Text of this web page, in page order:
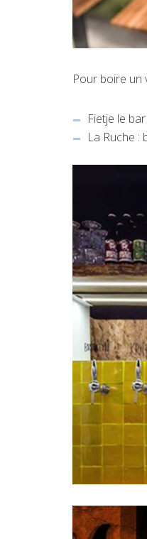
Pour boire un
Fietje le
La Ruche :